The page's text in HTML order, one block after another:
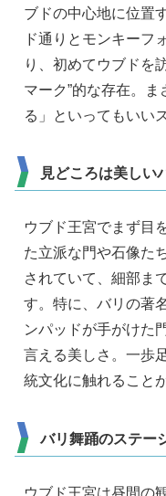
ブドの中心地に位置
ド通りとモンキーフ
り、初めてウブドを
マーク”的な存在。
る」といってもいい
見どころは美しい
ウブド王宮でまず目
た立派な門や石像た
されていて、細部ま
す。特に、バリの著
ンパッドが手がけた
言える美しさ。一歩
統文化に触れること
バリ舞踊のステー
ウブド王宮は昼間の